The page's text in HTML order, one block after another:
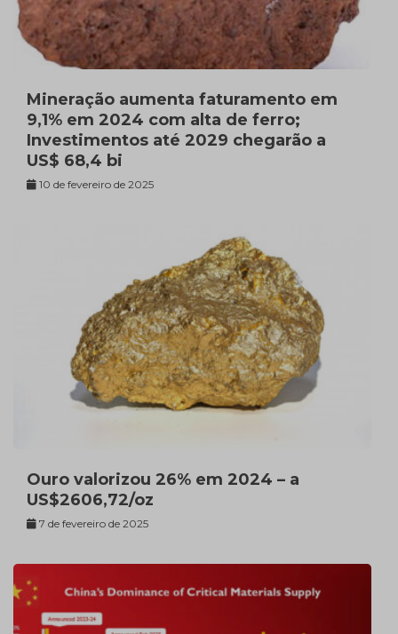
Mineração aumenta faturamento em
9,1% em 2024 com alta de ferro;
Investimentos até 2029 chegarão a
US$ 68,4 bi
10 de fevereiro de 2025
Ouro valorizou 26% em 2024 – a
US$2606,72/oz
7 de fevereiro de 2025